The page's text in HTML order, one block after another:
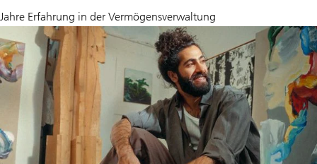
160
Jahre Erfahrung in der Vermögensverwaltung